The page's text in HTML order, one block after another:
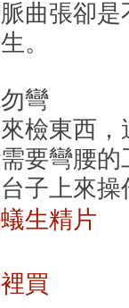
曲張卻
。
彎
檢東西
要彎腰
子上來操
生精片
買